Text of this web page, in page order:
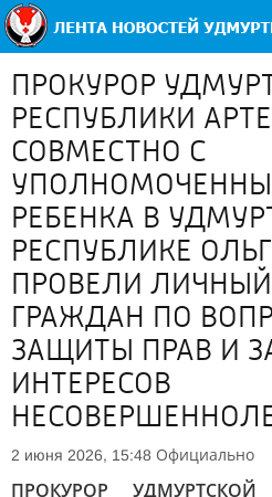
ПРОКУРОР
РЕСПУБЛИКИ
СОВМЕСТНО С
РЕБЕНКА В
РЕСПУБЛИКЕ
ПРОВЕЛИ
ГРАЖДАН ПО
ЗАЩИТЫ ПРАВ И
ИНТЕРЕСОВ
2 июня 2026, 15:48 Официально
ПРОКУРОР